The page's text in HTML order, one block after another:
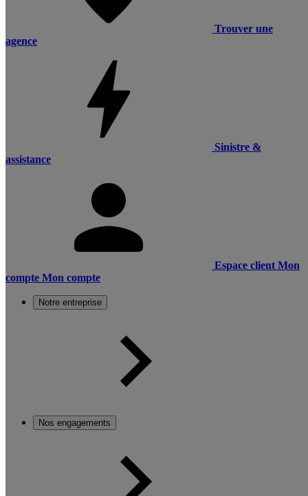
Trouver une
agence
Sinistre &
assistance
Espace client Mon
compte Mon compte
Notre entreprise
Nos engagements